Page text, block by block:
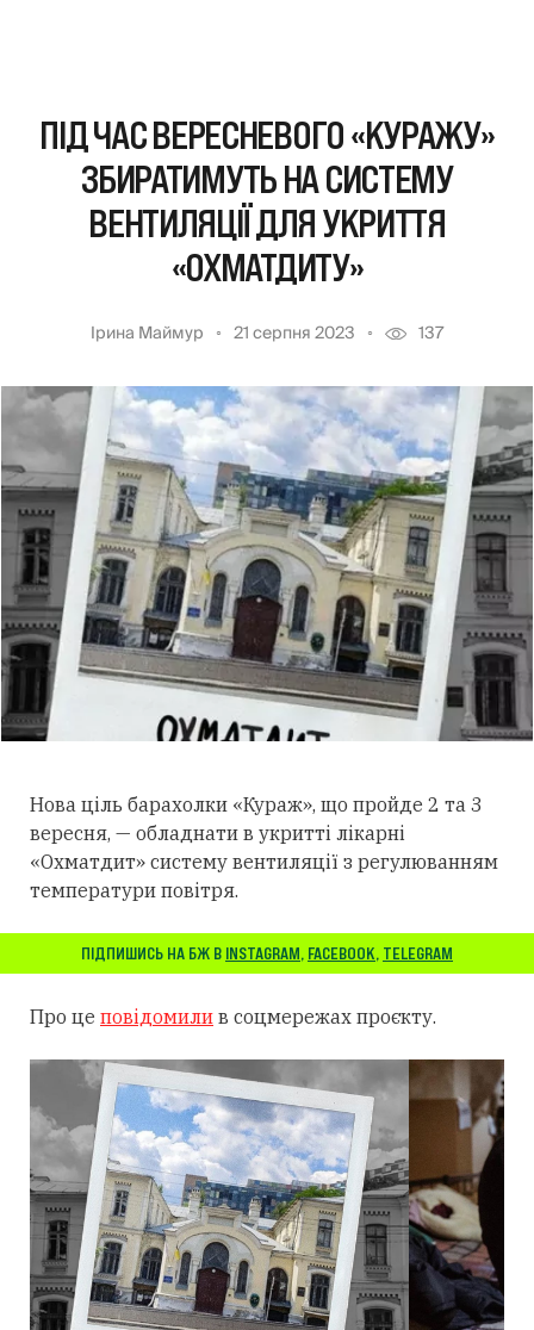
ПІД ЧАС ВЕРЕСНЕВОГО «КУРАЖУ»
ЗБИРАТИМУТЬ НА СИСТЕМУ
ВЕНТИЛЯЦІЇ ДЛЯ УКРИТТЯ
«ОХМАТДИТУ»
Ірина Маймур 21 серпня 2023 137
Нова ціль барахолки «Кураж», що пройде 2 та 3
вересня, — обладнати в укритті лікарні
«Охматдит» систему вентиляції з регулюванням
температури повітря.
ПІДПИШИСЬ НА БЖ В INSTAGRAM, FACEBOOK, TELEGRAM
Про це повідомили в соцмережах проєкту.